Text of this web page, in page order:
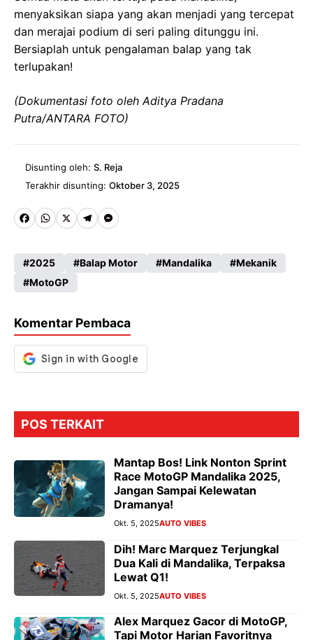
menyaksikan siapa yang akan menjadi yang tercepat
dan merajai podium di seri paling ditunggu ini.
Bersiaplah untuk pengalaman balap yang tak
terlupakan!
(Dokumentasi foto oleh Aditya Pradana
Putra/ANTARA FOTO)
Disunting oleh: S. Reja
Terakhir disunting: Oktober 3, 2025
Fa
b
o
k
W
ts
A
p
X
Te
gr
M
se
er
2025 Balap Motor Mandalika
Mekanik
MotoGP
Komentar Pembaca
POS TERKAIT
Mantap Bos! Link Nonton Sprint
Race MotoGP Mandalika 2025,
Jangan Sampai Kelewatan
Dramanya!
Okt. 5, 2025AUTO VIBES
Dih! Marc Marquez Terjungkal
Dua Kali di Mandalika, Terpaksa
Lewat Q1!
Okt. 5, 2025AUTO VIBES
Alex Marquez Gacor di MotoGP,
Tapi Motor Harian Favoritnya